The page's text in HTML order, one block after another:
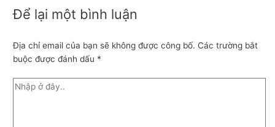
Để lại một bình luận
Địa chỉ email của bạn sẽ không được công bố. Các trường bắt
buộc được đánh dấu *